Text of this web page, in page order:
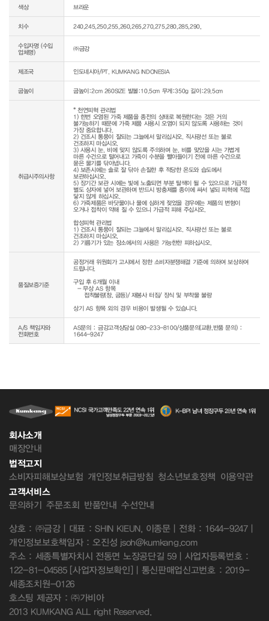
색상 브라운
치수 240,245,250,255,260,265,270,275,280,285,290,
수입자명 (수입
업체명)
㈜금강
제조국 인도네시아/PT. KUMKANG INDONESIA
굽높이 굽높이:2cm 260SIZE 발볼:10.5cm 무게:350g 길이:29.5cm
취급시주의사항
* 천연피혁 관리법
1) 한번 오염된 가죽 제품을 종전의 상태로 복원한다는 것은 거의
불가능하기 때문에 가죽 제품 사용시 오염이 되지 않도록 사용하는 것이
가장 중요합니다.
2) 건조시 통풍이 잘되는 그늘에서 말리십시오. 직사광선 또는 불로
건조하지 마십시오.
3) 사용시 눈, 비에 맞지 않도록 주의하며 눈, 비를 맞았을 시는 가볍게
마른 수건으로 털어내고 가죽이 수분을 빨아들이기 전에 마른 수건으로
묻은 물기를 닦아냅니다.
4) 보존시에는 솔로 잘 닦아 손질한 후 적당한 온도와 습도에서
보관하십시오.
5) 장기간 보관 시에는 빛에 노출되면 부분 탈색이 될 수 있으므로 가급적
별도 상자에 넣어 보관하며 반드시 방충제를 종이에 싸서 넣되 피혁에 직접
닿지 않게 하십시오.
6) 가죽제품은 바닷물이나 물에 심하게 젖었을 경우에는 제품의 변형이
오거나 접착이 약해 질 수 있으니 가급적 피해 주십시오.
합성피혁 관리법
1) 건조시 통풍이 잘되는 그늘에서 말리십시오. 직사광선 또는 불로
건조하지 마십시오.
2) 기름기가 있는 장소에서의 사용은 가능한한 피하십시오.
품질보증기준
공정거래 위원회가 고시에서 정한 소비자분쟁해결 기준에 의하여 보상하여
드립니다.
구입 후 6개월 이내
  - 무상 AS 항목
상기 AS 항목 외의 경우 비용이 발생될 수 있습니다.
A/S 책임자와
전화번호
AS문의 : 금강고객상담실 080-233-8100/상품문의(교환,반품 문의) :
1644-9247
회사소개
매장안내
법적고지
소비자피해보상보험 개인정보취급방침 청소년보호정책 이용약관
고객서비스
문의하기 주문조회 반품안내 수선안내
상호 : ㈜금강 | 대표 : SHIN KIEUN, 이종문 | 전화 : 1644-9247 |
개인정보보호책임자 : 오진성 jsoh@kumkang.com
주소 : 세종특별자치시 전동면 노장공단길 59 | 사업자등록번호 :
122-81-04585 [사업자정보확인] | 통신판매업신고번호 : 2019-
세종조치원-0126
호스팅 제공자 : ㈜가비아
2013 KUMKANG ALL right Reserved.